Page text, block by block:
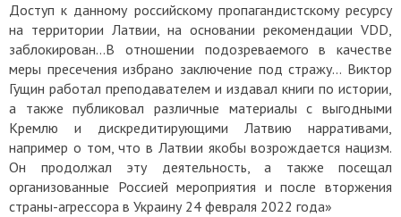
Доступ к данному российскому пропагандистскому ресурсу
на территории Латвии, на основании рекомендации VDD,
заблокирован…В отношении подозреваемого в качестве
меры пресечения избрано заключение под стражу… Виктор
Гущин работал преподавателем и издавал книги по истории,
а также публиковал различные материалы с выгодными
Кремлю и дискредитирующими Латвию нарративами,
например о том, что в Латвии якобы возрождается нацизм.
Он продолжал эту деятельность, а также посещал
организованные Россией мероприятия и после вторжения
страны-агрессора в Украину 24 февраля 2022 года»